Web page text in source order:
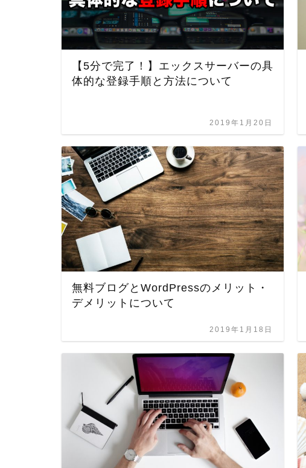
【5分で完了！】エックスサーバーの具
体的な登録手順と方法について
2019年1月20日
無料ブログとWordPressのメリット・
デメリットについて
2019年1月18日